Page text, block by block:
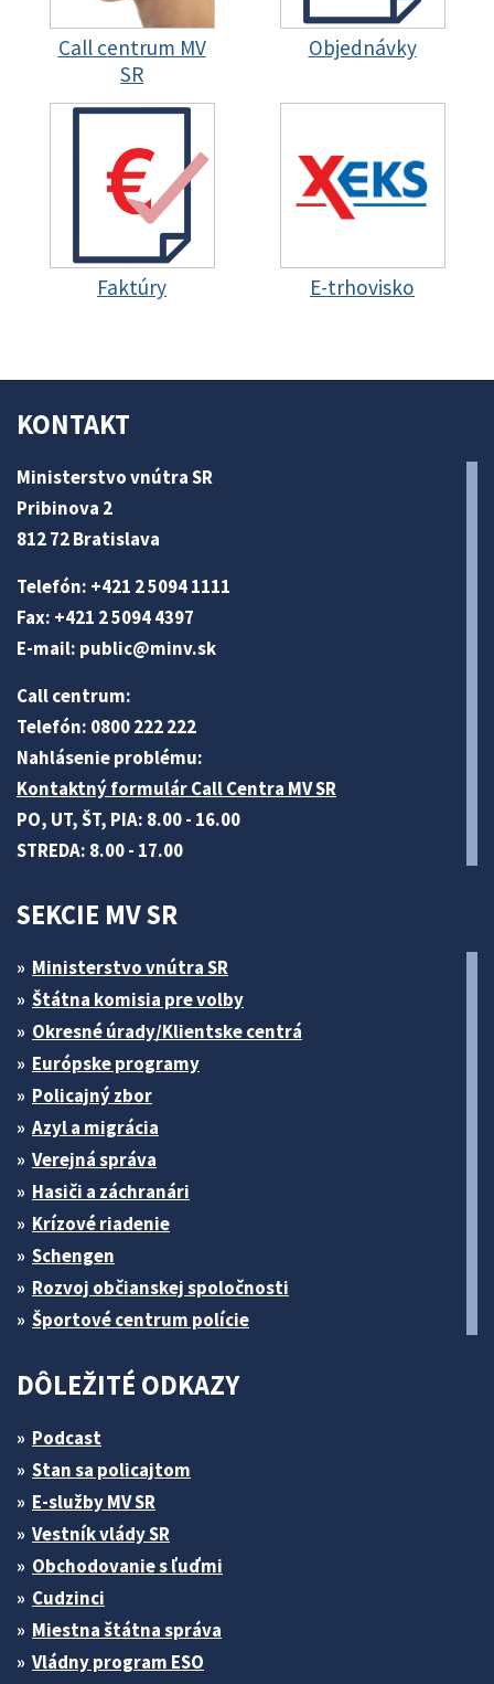
Call centrum MV
SR
Objednávky
Faktúry E-trhovisko
KONTAKT
Ministerstvo vnútra SR
Pribinova 2
812 72 Bratislava
Telefón: +421 2 5094 1111
Fax: +421 2 5094 4397
E-mail: public@minv.sk
Call centrum:
Telefón: 0800 222 222
Nahlásenie problému:
Kontaktný formulár Call Centra MV SR
PO, UT, ŠT, PIA: 8.00 - 16.00
STREDA: 8.00 - 17.00
SEKCIE MV SR
Ministerstvo vnútra SR
Štátna komisia pre volby
Okresné úrady/Klientske centrá
Európske programy
Policajný zbor
Azyl a migrácia
Verejná správa
Hasiči a záchranári
Krízové riadenie
Schengen
Rozvoj občianskej spoločnosti
Športové centrum polície
DÔLEŽITÉ ODKAZY
Podcast
Stan sa policajtom
E-služby MV SR
Vestník vlády SR
Obchodovanie s ľuďmi
Cudzinci
Miestna štátna správa
Vládny program ESO